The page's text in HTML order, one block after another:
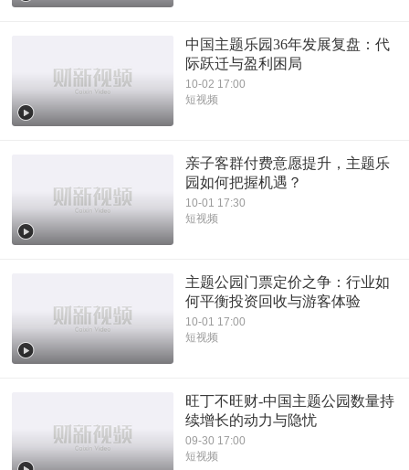
中国主题乐园36年发展复盘：代
际跃迁与盈利困局
10-02 17:00
短视频
亲子客群付费意愿提升，主题乐
园如何把握机遇？
10-01 17:30
短视频
主题公园门票定价之争：行业如
何平衡投资回收与游客体验
10-01 17:00
短视频
旺丁不旺财-中国主题公园数量持
续增长的动力与隐忧
09-30 17:00
短视频